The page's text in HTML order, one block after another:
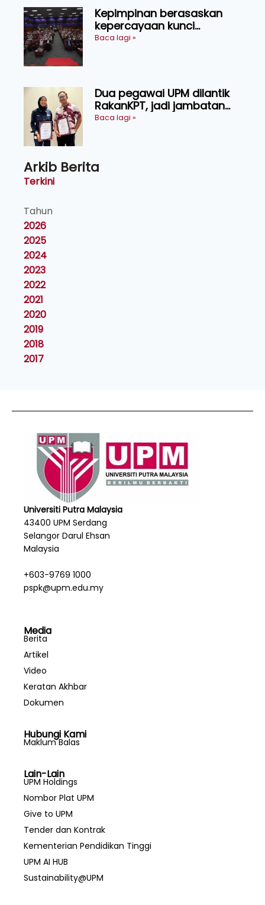
Kepimpinan berasaskan
kepercayaan kunci
kecemerlangan institusi -
Baca lagi »
Dua pegawai UPM dilantik
RakanKPT, jadi jambatan
maklumat ke akar umbi
Baca lagi »
Arkib Berita
Terkini
Tahun
2026
2025
2024
2023
2022
2021
2020
2019
2018
2017
Universiti Putra Malaysia
43400 UPM Serdang
Selangor Darul Ehsan
Malaysia
+603-9769 1000
pspk@upm.edu.my
Media
Berita
Artikel
Video
Keratan Akhbar
Dokumen
Hubungi Kami
Maklum Balas
Lain-Lain
UPM Holdings
Nombor Plat UPM
Give to UPM
Tender dan Kontrak
Kementerian Pendidikan Tinggi
UPM AI HUB
Sustainability@UPM